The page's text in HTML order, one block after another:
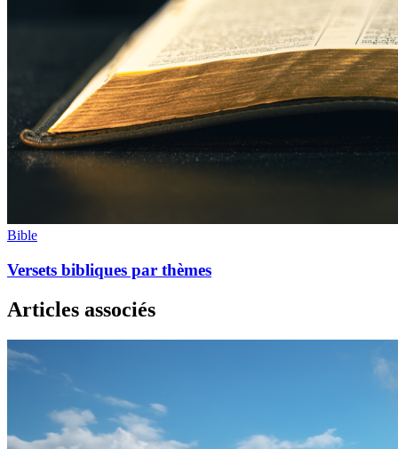
Bible
Versets bibliques par thèmes
Articles associés